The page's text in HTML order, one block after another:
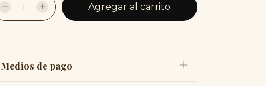
Medios de pago